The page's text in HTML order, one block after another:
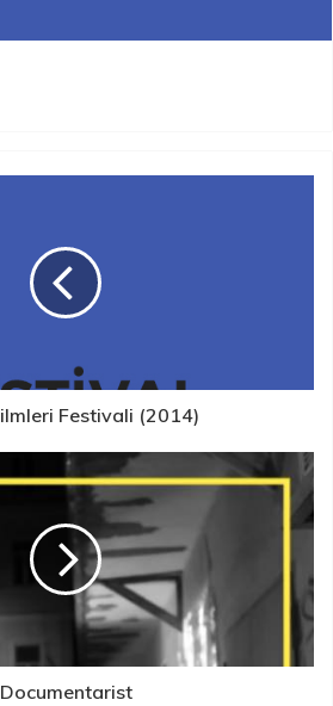
Festivali (2014)
Documentarist